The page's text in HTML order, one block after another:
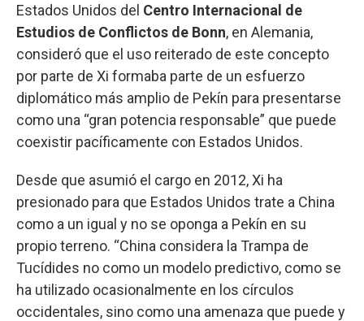
Estados Unidos del Centro Internacional de
Estudios de Conflictos de Bonn, en Alemania,
consideró que el uso reiterado de este concepto
por parte de Xi formaba parte de un esfuerzo
diplomático más amplio de Pekín para presentarse
como una “gran potencia responsable” que puede
coexistir pacíficamente con Estados Unidos.
Desde que asumió el cargo en 2012, Xi ha
presionado para que Estados Unidos trate a China
como a un igual y no se oponga a Pekín en su
propio terreno. “China considera la Trampa de
Tucídides no como un modelo predictivo, como se
ha utilizado ocasionalmente en los círculos
occidentales, sino como una amenaza que puede y